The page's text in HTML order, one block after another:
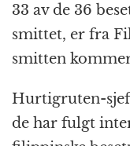
33 av de 36
smittet, er fra
smitten
Hurtigruten-sjef
de har fulgt